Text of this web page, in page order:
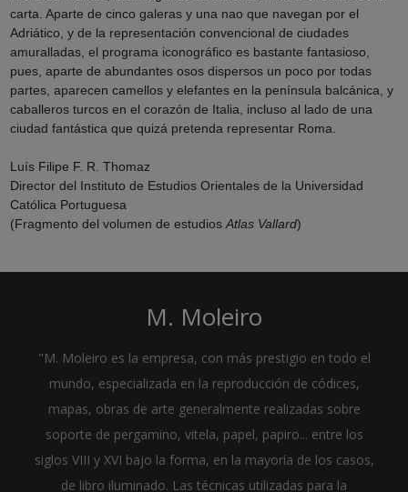
carta. Aparte de cinco galeras y una nao que navegan por el
Adriático, y de la representación convencional de ciudades
amuralladas, el programa iconográfico es bastante fantasioso,
pues, aparte de abundantes osos dispersos un poco por todas
partes, aparecen camellos y elefantes en la península balcánica, y
caballeros turcos en el corazón de Italia, incluso al lado de una
ciudad fantástica que quizá pretenda representar Roma.
Luís Filipe F. R. Thomaz
Director del Instituto de Estudios Orientales de la Universidad
Católica Portuguesa
(Fragmento del volumen de estudios Atlas Vallard)
M. Moleiro
"M. Moleiro es la empresa, con más prestigio en todo el
mundo, especializada en la reproducción de códices,
mapas, obras de arte generalmente realizadas sobre
soporte de pergamino, vitela, papel, papiro... entre los
siglos VIII y XVI bajo la forma, en la mayoría de los casos,
de libro iluminado. Las técnicas utilizadas para la